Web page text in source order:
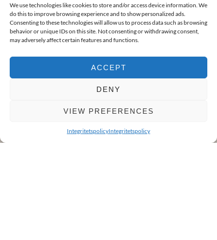
We use technologies like cookies to store and/or access device information. We
do this to improve browsing experience and to show personalized ads.
Consenting to these technologies will allow us to process data such as browsing
behavior or unique IDs on this site. Not consenting or withdrawing consent,
may adversely affect certain features and functions.
ACCEPT
DENY
VIEW PREFERENCES
IntegritetspolicyIntegritetspolicy
PLANLÖSNING FAKTA
RUM
5 rum och kök
2
Sutteräng-parhus